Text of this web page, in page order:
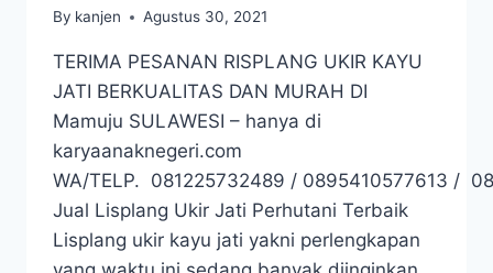
By kanjen Agustus 30, 2021
TERIMA PESANAN RISPLANG UKIR KAYU
JATI BERKUALITAS DAN MURAH DI
Mamuju SULAWESI – hanya di
karyaanaknegeri.com
WA/TELP. 081225732489 / 0895410577613 /
Jual Lisplang Ukir Jati Perhutani Terbaik
Lisplang ukir kayu jati yakni perlengkapan